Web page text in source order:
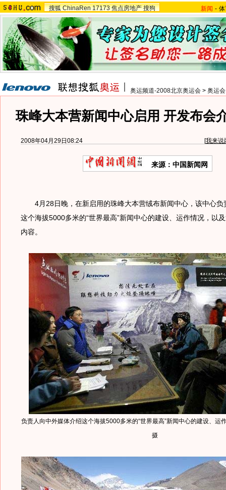
搜狐 ChinaRen 17173 焦点房地产 搜狗 新闻 -
奥运频道-2008北京奥运会 > 奥运
珠峰大本营新闻中心启用 开发布会
2008年04月29日08:24 [我来说
来源：中国新闻网
4月28日晚，在新启用的珠峰大本营绒布新闻中心，该中心负
这个海拔5000多米的“世界最高”新闻中心的建设、运作情况，以
内容。
负责人向中外媒体介绍这个海拔5000多米的“世界最高”新闻中心的建设、运
摄